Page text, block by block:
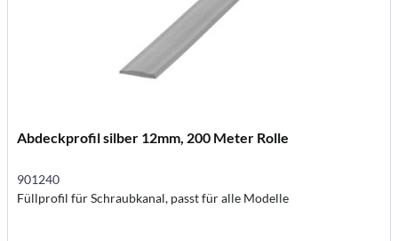
Abdeckprofil silber 12mm, 200 Meter Rolle
901240
Füllprofil für Schraubkanal, passt für alle Modelle